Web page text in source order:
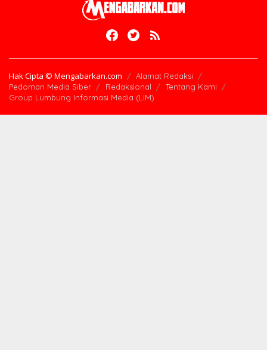
Hak Cipta © Mengabarkan.com
Alamat Redaksi
Pedoman Media Siber
Redaksional
Tentang Kami
Group Lumbung Informasi Media (LIM)